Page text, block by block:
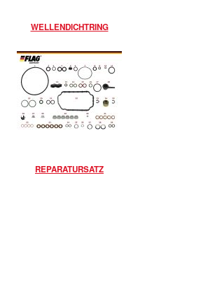
WELLENDICHTRING
REPARATURSATZ